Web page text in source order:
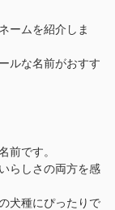
ームを紹介しま
ルな名前がおすす
前です。
らしさの両方を感
犬種にぴったりで